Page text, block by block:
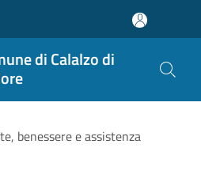
di Calalzo di
benessere e assistenza